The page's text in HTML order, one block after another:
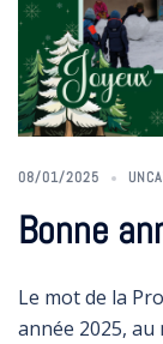
08/01/2025
Bonne
Le mot de la
année 2025, au